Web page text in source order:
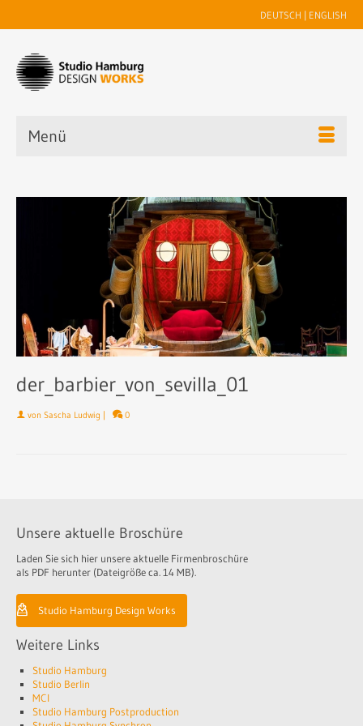
DEUTSCH | ENGLISH
Menü
der_barbier_von_sevilla_01
von Sascha Ludwig | 0
Unsere aktuelle Broschüre
Laden Sie sich hier unsere aktuelle Firmenbroschüre
als PDF herunter (Dateigröße ca. 14 MB).
Studio Hamburg Design Works
Weitere Links
Studio Hamburg
Studio Berlin
MCI
Studio Hamburg Postproduction